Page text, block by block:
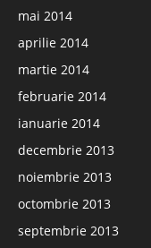
mai 2014
aprilie 2014
martie 2014
februarie 2014
ianuarie 2014
decembrie 2013
noiembrie 2013
octombrie 2013
septembrie 2013